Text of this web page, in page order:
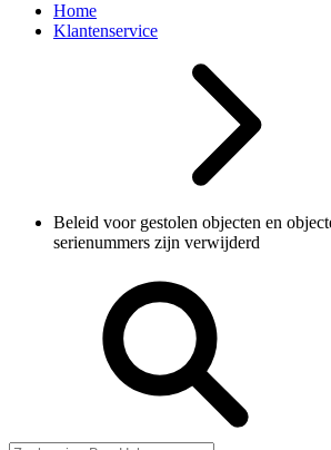
Home
Klantenservice
Beleid voor gestolen objecten en
serienummers zijn verwijderd